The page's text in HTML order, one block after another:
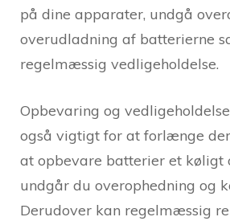
på dine apparater, undgå
overudladning af batterierne
regelmæssig vedligeholdelse.
Opbevaring og
også vigtigt for at forlænge
at opbevare batterier et køligt
undgår du overophedning og
Derudover kan regelmæssig